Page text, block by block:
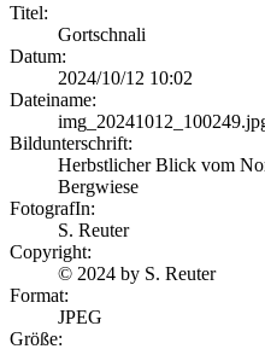
Titel:
Gortschnali
Datum:
2024/10/12 10:02
Dateiname:
Bildunterschrift:
Herbstlicher Blick vom
Bergwiese
FotografIn:
S. Reuter
Copyright:
© 2024 by S. Reuter
Format:
JPEG
Größe: